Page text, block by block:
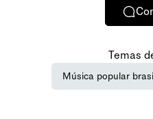
Temas
Música popular